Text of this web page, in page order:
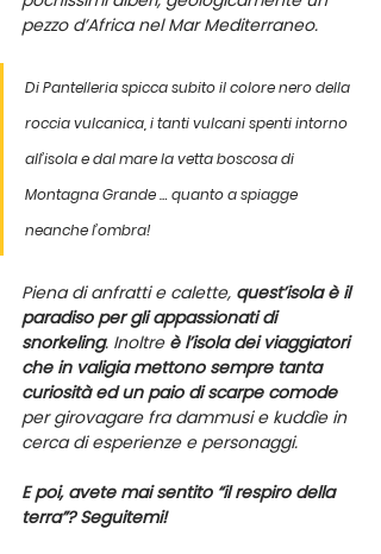
pezzo d’Africa nel Mar Mediterraneo.
Di Pantelleria spicca subito il colore nero della
roccia vulcanica, i tanti vulcani spenti intorno
all’isola e dal mare la vetta boscosa di
Montagna Grande … quanto a spiagge
neanche l’ombra!
Piena di anfratti e calette, quest’isola è il
paradiso per gli appassionati di
snorkeling. Inoltre è l’isola dei viaggiatori
che in valigia mettono sempre tanta
curiosità ed un paio di scarpe comode
per girovagare fra dammusi e kuddìe in
cerca di esperienze e personaggi.
E poi, avete mai sentito “il respiro della
terra”? Seguitemi!